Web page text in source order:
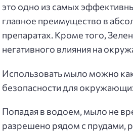
это одно из самых
главное преимущество в
препаратах. Кроме того,
негативного влияния на
Использовать мыло можно
безопасности для
Попадая в водоем, мыло не
разрешено рядом с прудами,